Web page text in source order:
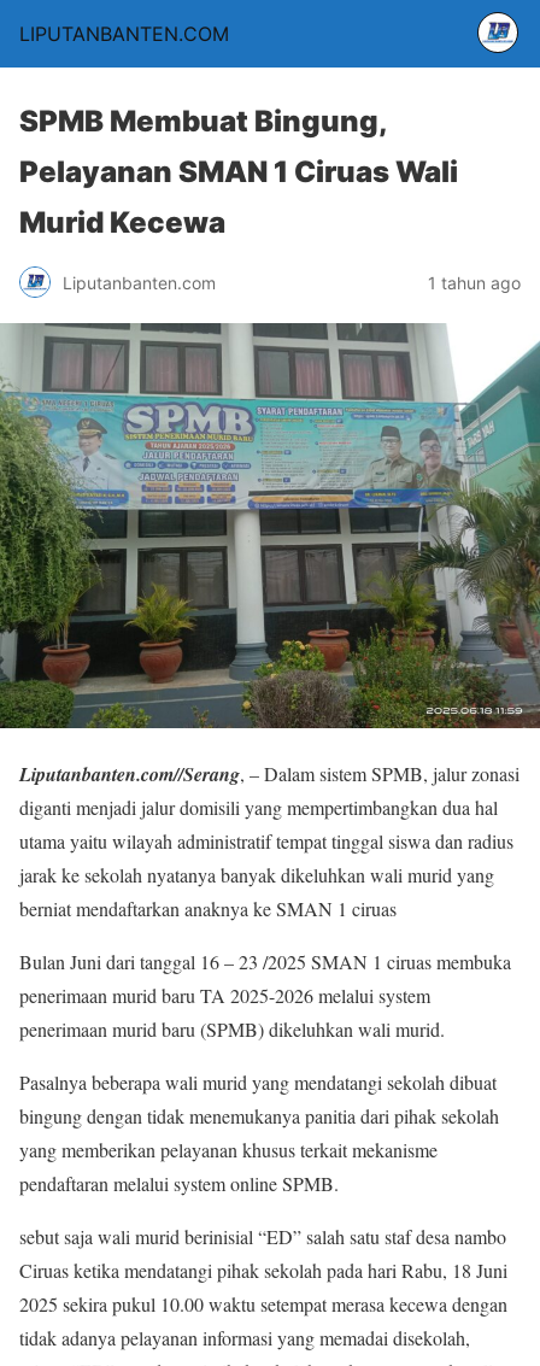
LIPUTANBANTEN.COM
SPMB Membuat Bingung,
Pelayanan SMAN 1 Ciruas Wali
Murid Kecewa
Liputanbanten.com 1 tahun ago
Liputanbanten.com//Serang, – Dalam sistem SPMB, jalur zonasi
diganti menjadi jalur domisili yang mempertimbangkan dua hal
utama yaitu wilayah administratif tempat tinggal siswa dan radius
jarak ke sekolah nyatanya banyak dikeluhkan wali murid yang
berniat mendaftarkan anaknya ke SMAN 1 ciruas
Bulan Juni dari tanggal 16 – 23 /2025 SMAN 1 ciruas membuka
penerimaan murid baru TA 2025-2026 melalui system
penerimaan murid baru (SPMB) dikeluhkan wali murid.
Pasalnya beberapa wali murid yang mendatangi sekolah dibuat
bingung dengan tidak menemukanya panitia dari pihak sekolah
yang memberikan pelayanan khusus terkait mekanisme
pendaftaran melalui system online SPMB.
sebut saja wali murid berinisial “ED” salah satu staf desa nambo
Ciruas ketika mendatangi pihak sekolah pada hari Rabu, 18 Juni
2025 sekira pukul 10.00 waktu setempat merasa kecewa dengan
tidak adanya pelayanan informasi yang memadai disekolah,